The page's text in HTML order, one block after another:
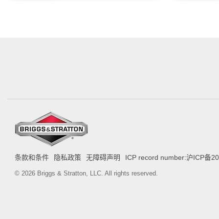
条款和条件 隐私政策 无障碍声明 ICP record number:沪ICP备
© 2026 Briggs & Stratton, LLC. All rights reserved.